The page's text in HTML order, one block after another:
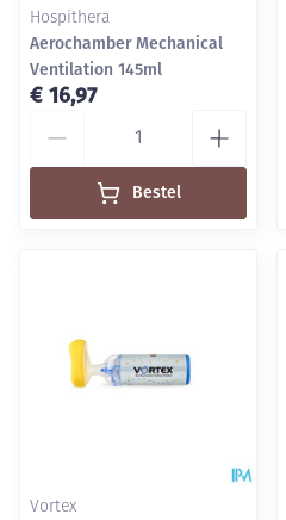
Hospithera
Aerochamber Mechanical
Ventilation 145ml
€ 16,97
Bestel
Vortex